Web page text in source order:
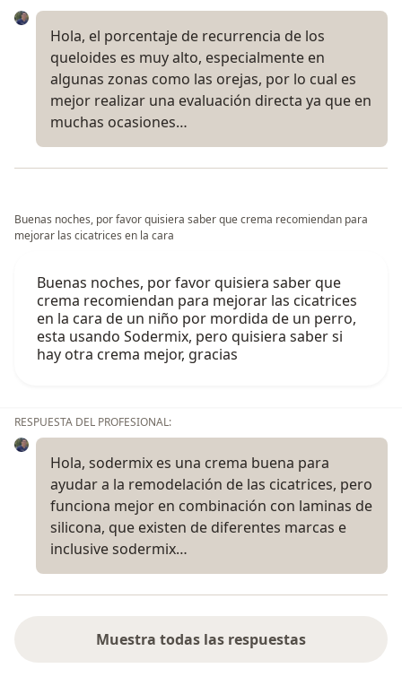
Hola, el porcentaje de recurrencia de los
queloides es muy alto, especialmente en
algunas zonas como las orejas, por lo cual es
mejor realizar una evaluación directa ya que en
muchas ocasiones…
Buenas noches, por favor quisiera saber que crema recomiendan para
mejorar las cicatrices en la cara
Buenas noches, por favor quisiera saber que
crema recomiendan para mejorar las cicatrices
en la cara de un niño por mordida de un perro,
esta usando Sodermix, pero quisiera saber si
hay otra crema mejor, gracias
RESPUESTA DEL PROFESIONAL:
Hola, sodermix es una crema buena para
ayudar a la remodelación de las cicatrices, pero
funciona mejor en combinación con laminas de
silicona, que existen de diferentes marcas e
inclusive sodermix…
Muestra todas las respuestas